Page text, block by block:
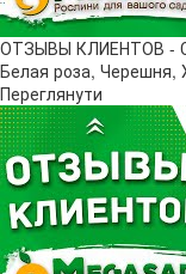
ОТЗЫВЫ КЛИЕНТОВ -
Белая роза, Черешня,
Переглянути